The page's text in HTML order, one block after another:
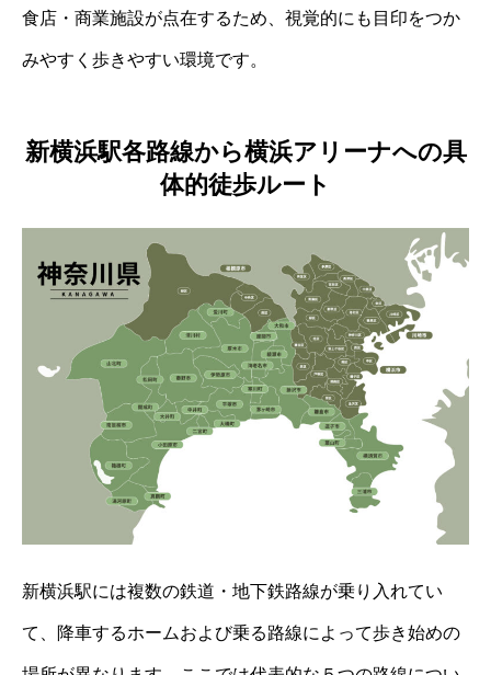
食店・商業施設が点在するため、視覚的にも目印をつか
みやすく歩きやすい環境です。
新横浜駅各路線から横浜アリーナへの具
体的徒歩ルート
新横浜駅には複数の鉄道・地下鉄路線が乗り入れてい
て、降車するホームおよび乗る路線によって歩き始めの